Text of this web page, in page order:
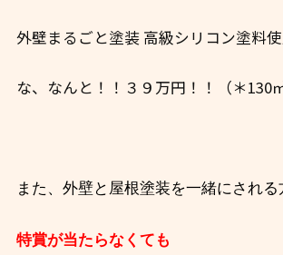
外壁まるごと塗装 高級シリコン塗料
な、なんと！！３９万円！！（＊130
また、外壁と屋根塗装を一緒にされる
特賞が当たらなくても